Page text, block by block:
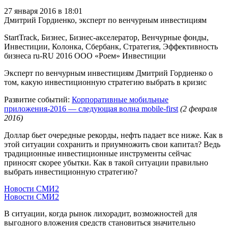
27 января 2016 в 18:01
Дмитрий Гордиенко, эксперт по венчурным инвестициям
StartTrack, Бизнес, Бизнес-акселератор, Венчурные фонды,
Инвестиции, Колонка, Сбербанк, Стратегия, Эффективность
бизнеса ru-RU 2016 ООО «Роем» Инвестиции
Эксперт по венчурным инвестициям Дмитрий Гордиенко о
том, какую инвестиционную стратегию выбрать в кризис
Развитие событий: Корпоративные мобильные
приложения-2016 — следующая волна mobile-first (2 февраля
2016)
Доллар бьет очередные рекорды, нефть падает все ниже. Как в
этой ситуации сохранить и приумножить свои капитал? Ведь
традиционные инвестиционные инструменты сейчас
приносят скорее убытки. Как в такой ситуации правильно
выбрать инвестиционную стратегию?
Новости СМИ2
Новости СМИ2
В ситуации, когда рынок лихорадит, возможностей для
выгодного вложения средств становиться значительно